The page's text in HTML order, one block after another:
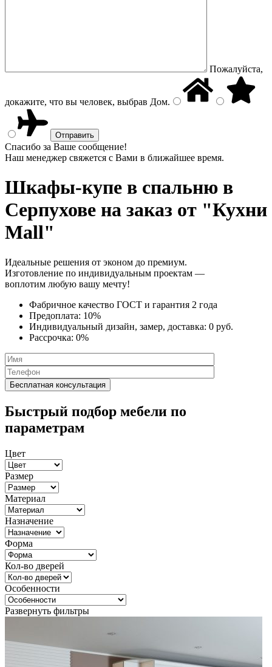
Пожалуйста,
докажите, что вы человек, выбрав Дом.
Спасибо за Ваше сообщение!
Наш менеджер свяжется с Вами в ближайшее время.
Шкафы-купе в спальню в
Серпухове на заказ от "Кухни
Mall"
Идеальные решения от эконом до премиум.
Изготовление по индивидуальным проектам —
воплотим любую вашу мечту!
Фабричное качество ГОСТ и гарантия 2 года
Предоплата: 10%
Индивидуальный дизайн, замер, доставка: 0 руб.
Рассрочка: 0%
Быстрый подбор мебели по
параметрам
Цвет
Размер
Материал
Назначение
Форма
Кол-во дверей
Особенности
Развернуть фильтры